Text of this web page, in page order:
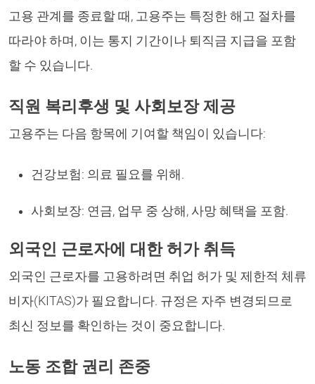
고용 관계를 종료할 때, 고용주는 특정한 해고 절차를
따라야 하며, 이는 통지 기간이나 퇴직금 지급을 포함
할 수 있습니다.
직원 복리후생 및 사회보장 제공
고용주는 다음 항목에 기여할 책임이 있습니다:
건강보험: 의료 필요를 위해.
사회보장: 연금, 업무 중 상해, 사망 혜택을 포함.
외국인 근로자에 대한 허가 취득
외국인 근로자를 고용하려면 취업 허가 및 제한적 체류
비자(KITAS)가 필요합니다. 규정은 자주 변경되므로
최신 정보를 확인하는 것이 중요합니다.
노동 조합 권리 존중